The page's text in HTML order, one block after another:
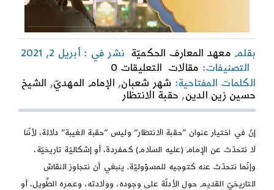
بقلم معهد المعارف الحكميّة نشر في : أبريل 2, 2021
التصنيفات: مقالات التعليقات 0
حقبة
الانتظار
الكلمات المفتاحية: شهر شعبان, الإمام المهديّ, الشيخ
حسين زين الدين, حقبة الانتظار
إنّ في اختيار عنوان “حقبة الانتظار” وليس “حقبة الغيبة” دلالة، لأنّنا
لا نتحدّث عن الإمام (عليه السلام) كمفردة، أو إشكاليّة تاريخيّة،
وإنّما نتحدّث عنه كتوجيه للمسؤوليّة. ينبغي أن نتجاوز النقاش
التاريخيّ القديم حول الأدلّة على وجوده، وولادته، وعمره الطَّويل، أو